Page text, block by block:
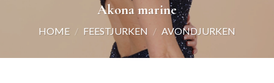
Akona marine
HOME / FEESTJURKEN / AVONDJURKEN